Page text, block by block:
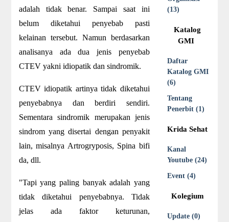
adalah tidak benar. Sampai saat ini
belum diketahui penyebab pasti
kelainan tersebut. Namun berdasarkan
analisanya ada dua jenis penyebab
CTEV yakni idiopatik dan sindromik.
CTEV idiopatik artinya tidak diketahui
penyebabnya dan berdiri sendiri.
Sementara sindromik merupakan jenis
sindrom yang disertai dengan penyakit
lain, misalnya Artrogryposis, Spina bifi
da, dll.
"Tapi yang paling banyak adalah yang
tidak diketahui penyebabnya. Tidak
jelas ada faktor keturunan,
(13)
Katalog
GMI
Daftar
Katalog GMI
(6)
Tentang
Penerbit (1)
Krida Sehat
Kanal
Youtube (24)
Event (4)
Kolegium
Update (0)